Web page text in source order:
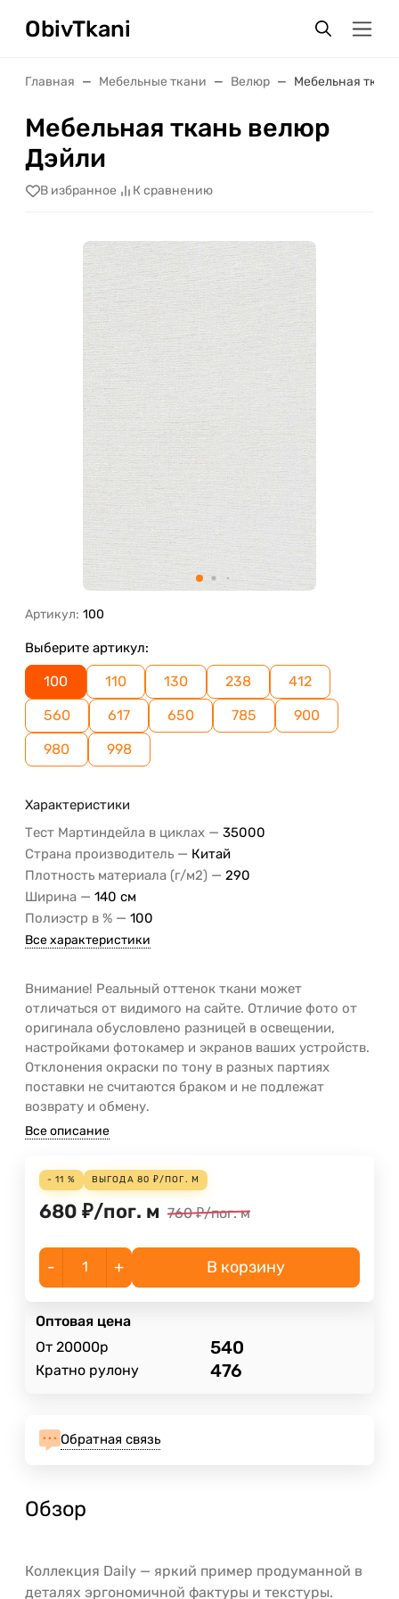
ObivTkani
Главная Мебельные ткани Велюр Мебельная
Мебельная ткань велюр
Дэйли
В избранное К сравнению
Артикул: 100
Выберите артикул:
100 110 130 238
412
560
617 650 785
900
980
998
Характеристики
Тест Мартиндейла в циклах — 35000
Страна производитель — Китай
Плотность материала (г/м2) — 290
Ширина — 140 см
Полиэстр в % — 100
Все характеристики
Внимание! Реальный оттенок ткани может
отличаться от видимого на сайте. Отличие фото от
оригинала обусловлено разницей в освещении,
настройками фотокамер и экранов ваших устройств.
Отклонения окраски по тону в разных партиях
поставки не считаются браком и не подлежат
возврату и обмену.
Все описание
- 11 % ВЫГОДА 80 ₽/ПОГ. М
680 ₽/пог. м 760 ₽/пог. м
- + В корзину
Оптовая цена
От 20000р
540
Кратно рулону 476
Обратная связь
Обзор
Коллекция Daily — яркий пример продуманной в
деталях эргономичной фактуры и текстуры.